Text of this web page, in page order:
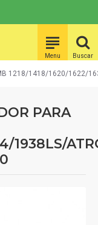
MB 1218/1418/1620/1622/
PARA
1938LS/